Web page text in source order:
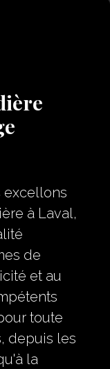
excellons
à Laval,
de
et au
toute
depuis les
la